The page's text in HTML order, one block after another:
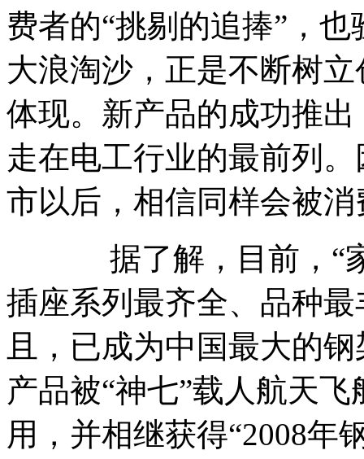
费者的“挑剔的追捧”，
大浪淘沙，正是不断树
体现。新产品的成功推
走在电工行业的最前列
市以后，相信同样会被
据了解，目前，“家
插座系列最齐全、品种
且，已成为中国最大的
产品被“神七”载人航天
用，并相继获得“2008年